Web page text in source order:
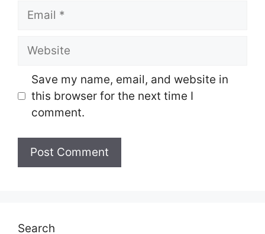
Email
Website
Save my name, email, and website in
this browser for the next time I
comment.
Search